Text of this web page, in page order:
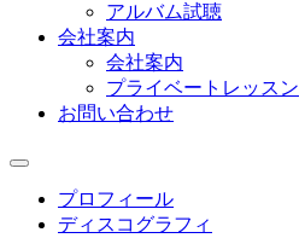
アルバム試聴
会社案内
会社案内
プライベートレッスン
お問い合わせ
プロフィール
ディスコグラフィ